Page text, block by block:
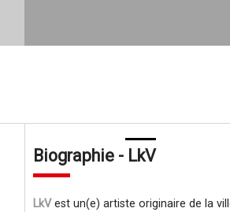
Biographie - LkV
LkVest un(e) artiste originaire de la